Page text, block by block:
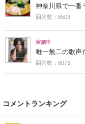
神奈川県で一番
回答数：8503
実施中
唯一無二の歌声
回答数：8073
コメントランキング